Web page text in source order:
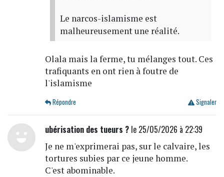
Le narcos-islamisme est
malheureusement une réalité.
Olala mais la ferme, tu mélanges tout. Ces
trafiquants en ont rien à foutre de
l'islamisme
Signaler
Répondre
ubérisation des tueurs ?le 25/05/2026 à 22:39
Je ne m'exprimerai pas, sur le calvaire, les
tortures subies par ce jeune homme.
C'est abominable.